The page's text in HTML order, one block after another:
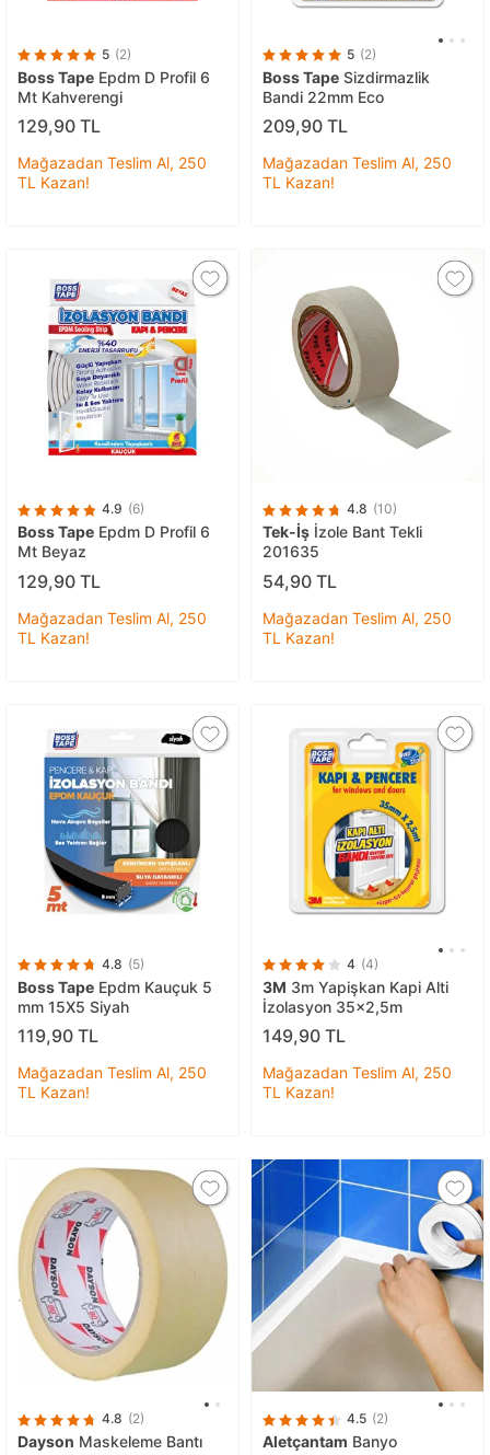
5 (2)
Boss Tape Epdm D Profil 6
Mt Kahverengi
129,90 TL
Mağazadan Teslim Al, 250
TL Kazan!
5 (2)
Boss Tape Sizdirmazlik
Bandi 22mm Eco
209,90 TL
Mağazadan Teslim Al, 250
TL Kazan!
4.9 (6)
Boss Tape Epdm D Profil 6
Mt Beyaz
129,90 TL
Mağazadan Teslim Al, 250
TL Kazan!
4.8 (10)
Tek-İş İzole Bant Tekli
201635
54,90 TL
Mağazadan Teslim Al, 250
TL Kazan!
4.8 (5)
Boss Tape Epdm Kauçuk 5
mm 15X5 Siyah
119,90 TL
Mağazadan Teslim Al, 250
TL Kazan!
4 (4)
3M 3m Yapişkan Kapi Alti
İzolasyon 35x2,5m
149,90 TL
Mağazadan Teslim Al, 250
TL Kazan!
4.8 (2)
Dayson Maskeleme Bantı
4.5 (2)
Aletçantam Banyo